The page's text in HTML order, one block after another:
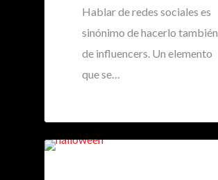
Hablar de redes sociales es
sinónimo de hacerlo también
de influencers. Un elemento
que se…